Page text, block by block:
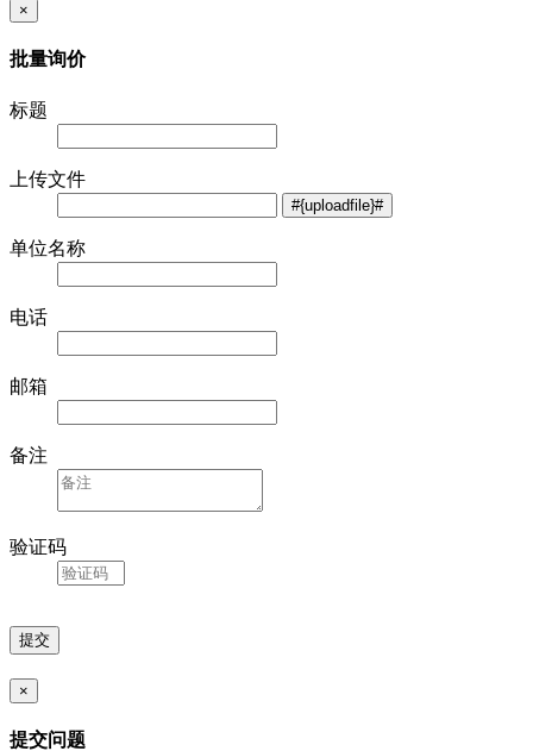
×
批量询价
标题
上传文件
单位名称
电话
邮箱
备注
验证码
×
提交问题